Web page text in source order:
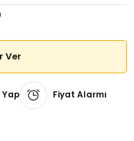
Ver
Yap
Fiyat Alarmı